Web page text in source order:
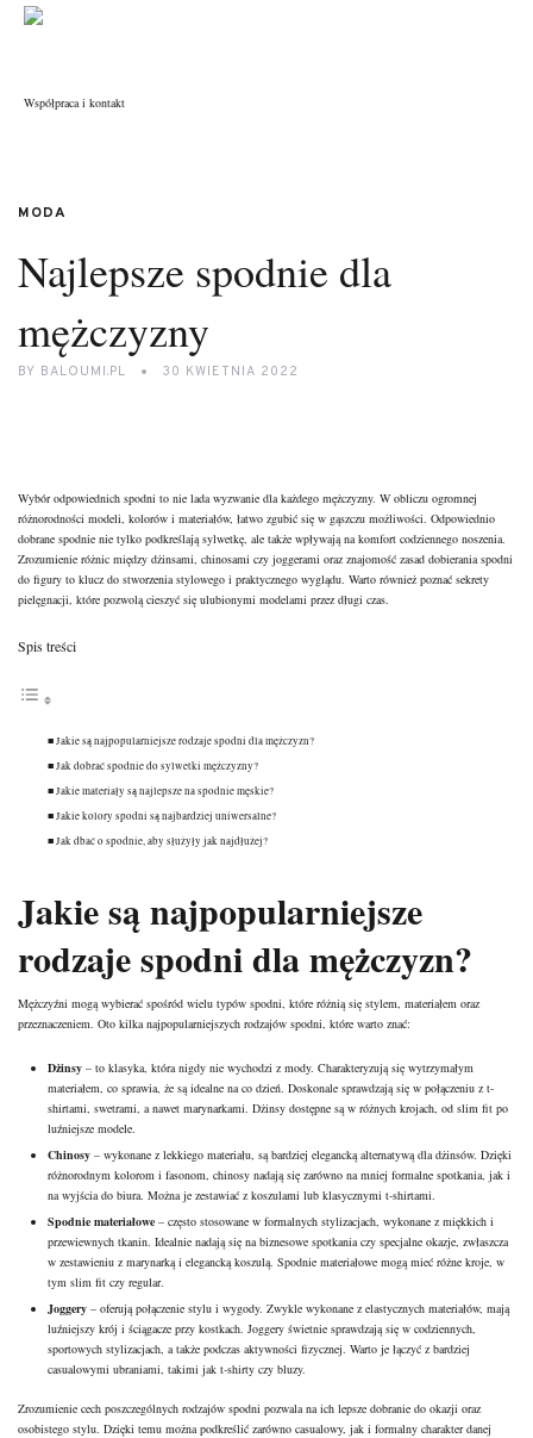
Współpraca i kontakt
MODA
Najlepsze spodnie dla
mężczyzny
BY BALOUMI.PL 30 KWIETNIA 2022
Wybór odpowiednich spodni to nie lada wyzwanie dla każdego mężczyzny. W obliczu ogromnej
różnorodności modeli, kolorów i materiałów, łatwo zgubić się w gąszczu możliwości. Odpowiednio
dobrane spodnie nie tylko podkreślają sylwetkę, ale także wpływają na komfort codziennego noszenia.
Zrozumienie różnic między dżinsami, chinosami czy joggerami oraz znajomość zasad dobierania spodni
do figury to klucz do stworzenia stylowego i praktycznego wyglądu. Warto również poznać sekrety
pielęgnacji, które pozwolą cieszyć się ulubionymi modelami przez długi czas.
Spis treści
Jakie są najpopularniejsze rodzaje spodni dla mężczyzn?
Jak dobrać spodnie do sylwetki mężczyzny?
Jakie materiały są najlepsze na spodnie męskie?
Jakie kolory spodni są najbardziej uniwersalne?
Jak dbać o spodnie, aby służyły jak najdłużej?
Jakie są najpopularniejsze
rodzaje spodni dlamężczyzn?
Mężczyźni mogą wybierać spośród wielu typów spodni, które różnią się stylem, materiałem oraz
przeznaczeniem. Oto kilka najpopularniejszych rodzajów spodni, które warto znać:
Dżinsy – to klasyka, która nigdy nie wychodzi z mody. Charakteryzują się wytrzymałym
materiałem, co sprawia, że są idealne na co dzień. Doskonale sprawdzają się w połączeniu z t-
shirtami, swetrami, a nawet marynarkami. Dżinsy dostępne są w różnych krojach, od slim fit po
luźniejsze modele.
Chinosy – wykonane z lekkiego materiału, są bardziej elegancką alternatywą dla dżinsów. Dzięki
różnorodnym kolorom i fasonom, chinosy nadają się zarówno na mniej formalne spotkania, jak i
na wyjścia do biura. Można je zestawiać z koszulami lub klasycznymi t-shirtami.
Spodnie materiałowe – często stosowane w formalnych stylizacjach, wykonane z miękkich i
przewiewnych tkanin. Idealnie nadają się na biznesowe spotkania czy specjalne okazje, zwłaszcza
w zestawieniu z marynarką i elegancką koszulą. Spodnie materiałowe mogą mieć różne kroje, w
tym slim fit czy regular.
Joggery – oferują połączenie stylu i wygody. Zwykle wykonane z elastycznych materiałów, mają
luźniejszy krój i ściągacze przy kostkach. Joggery świetnie sprawdzają się w codziennych,
sportowych stylizacjach, a także podczas aktywności fizycznej. Warto je łączyć z bardziej
casualowymi ubraniami, takimi jak t-shirty czy bluzy.
Zrozumienie cech poszczególnych rodzajów spodni pozwala na ich lepsze dobranie do okazji oraz
osobistego stylu. Dzięki temu można podkreślić zarówno casualowy, jak i formalny charakter danej